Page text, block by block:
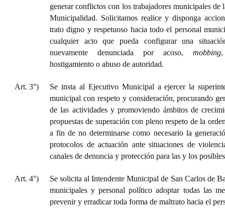
generar conflictos con los trabajadores municipales de
Municipalidad. Solicitamos realice y disponga
trato digno y respetuoso hacia todo el personal
cualquier acto que pueda configurar una
nuevamente denunciada por acoso, mobbing
hostigamiento o abuso de autoridad.
Art. 3°)
Se insta al Ejecutivo Municipal a ejercer la
municipal con respeto y consideración, procurando
de las actividades y promoviendo ámbitos de
propuestas de superación con pleno respeto de la
a fin de no determinarse como necesario la
protocolos de actuación ante situaciones de
canales de denuncia y protección para las y los
Art. 4°)
Se solicita al Intendente Municipal de San Carlos de
municipales y personal político adoptar todas las
prevenir y erradicar toda forma de maltrato hacia el